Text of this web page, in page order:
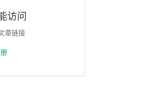
访问
章链接